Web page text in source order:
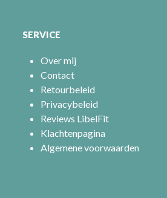
SERVICE
Over mij
Contact
Retourbeleid
Privacybeleid
Reviews LibelFit
Klachtenpagina
Algemene voorwaarden